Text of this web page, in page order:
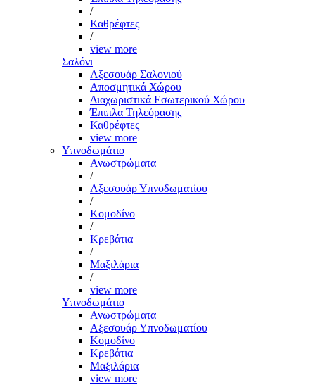
/
Καθρέφτες
/
view more
Σαλόνι
Αξεσουάρ Σαλονιού
Αποσμητικά Χώρου
Διαχωριστικά Εσωτερικού Χώρου
Έπιπλα Τηλεόρασης
Καθρέφτες
view more
Υπνοδωμάτιο
Ανωστρώματα
/
Αξεσουάρ Υπνοδωματίου
/
Κομοδίνο
/
Κρεβάτια
/
Μαξιλάρια
/
view more
Υπνοδωμάτιο
Ανωστρώματα
Αξεσουάρ Υπνοδωματίου
Κομοδίνο
Κρεβάτια
Μαξιλάρια
view more